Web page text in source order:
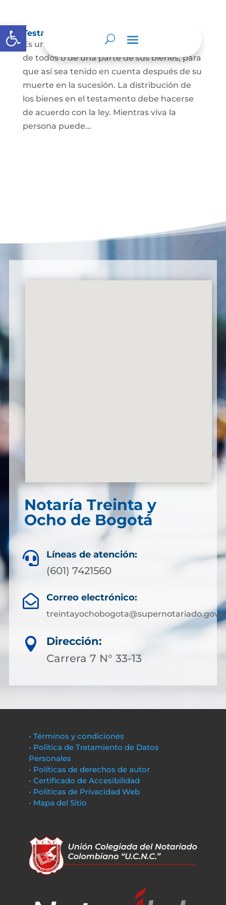
Abrir barra de herramientas
Testamento
Es un acto por el cual una persona dispone
de todos o de una parte de sus bienes, para
que así sea tenido en cuenta después de su
muerte en la sucesión. La distribución de
los bienes en el testamento debe hacerse
de acuerdo con la ley. Mientras viva la
persona puede...
Notaría Treinta y
Ocho de Bogotá
 Líneas de atención:
(601) 7421560
 Correo electrónico:

Dirección:
Carrera 7 N° 33-13
• Términos y condiciones
• Política de Tratamiento de Datos
Personales
• Políticas de derechos de autor
• Certificado de Accesibilidad
• Políticas de Privacidad Web
• Mapa del Sitio